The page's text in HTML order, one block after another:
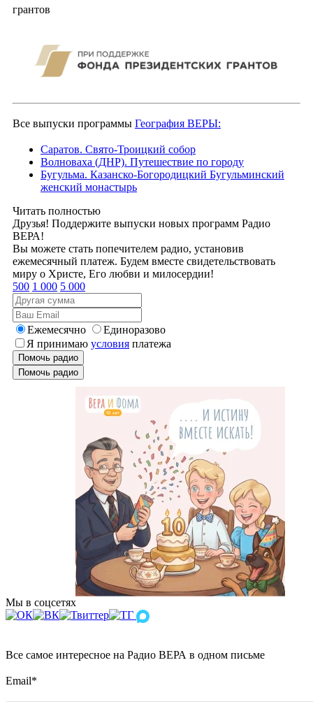
грантов
Все выпуски программы География ВЕРЫ:
Саратов. Свято-Троицкий собор
Волноваха (ДНР). Путешествие по городу
Бугульма. Казанско-Богородицкий Бугульминский
женский монастырь
Читать полностью
Друзья! Поддержите выпуски новых программ Радио
ВЕРА!
Вы можете стать попечителем радио, установив
ежемесячный платеж. Будем вместе свидетельствовать
миру о Христе, Его любви и милосердии!
500 1 000 5 000
Ежемесячно
Единоразово
Я принимаю условия платежа
Помочь радио
Помочь радио
Мы в соцсетях
Все самое интересное на Радио ВЕРА в одном письме
Email*